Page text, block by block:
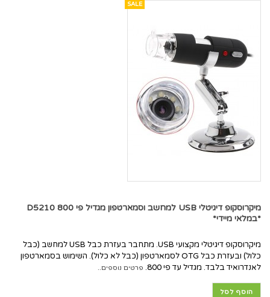
SALE
מיקרוסקופ דיגיטלי USB למחשב וסמארטפון מגדיל פי 800 D5210
*במלאי מיידי*
מיקרוסקופ דיגיטלי מקצועי USB. מתחבר בעזרת כבל USB למחשב (כבל
כלול) ובעזרת כבל OTG לסמארטפון (כבל לא כלול). השימוש בסמארטפון
לאנדרואיד בלבד. מגדיל עד פי 800.
פרטים נוספים..
הוסף לסל